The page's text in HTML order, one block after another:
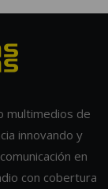
multimedios de
innovando y
en
con cobertura